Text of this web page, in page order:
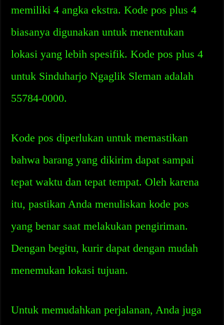
memiliki 4 angka ekstra. Kode pos plus 4
biasanya digunakan untuk menentukan
lokasi yang lebih spesifik. Kode pos plus 4
untuk Sinduharjo Ngaglik Sleman adalah
55784-0000.
Kode pos diperlukan untuk memastikan
bahwa barang yang dikirim dapat sampai
tepat waktu dan tepat tempat. Oleh karena
itu, pastikan Anda menuliskan kode pos
yang benar saat melakukan pengiriman.
Dengan begitu, kurir dapat dengan mudah
menemukan lokasi tujuan.
Untuk memudahkan perjalanan, Anda juga